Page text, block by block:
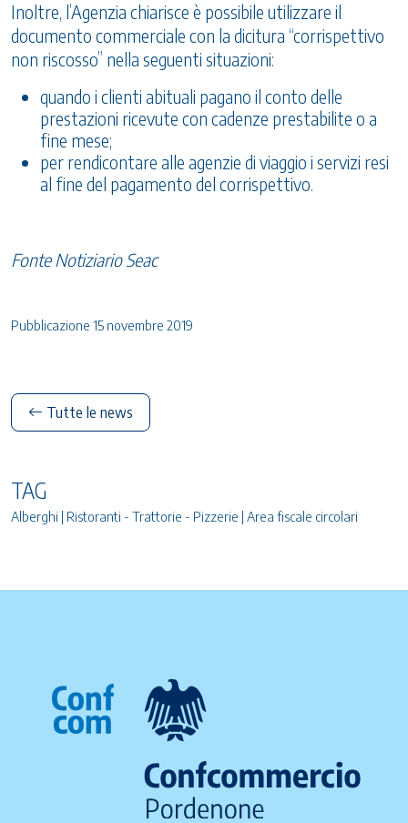
Inoltre, l’Agenzia chiarisce è possibile utilizzare il
documento commerciale con la dicitura “corrispettivo
non riscosso” nella seguenti situazioni:
quando i clienti abituali pagano il conto delle
prestazioni ricevute con cadenze prestabilite o a
fine mese;
per rendicontare alle agenzie di viaggio i servizi resi
al fine del pagamento del corrispettivo.
Fonte Notiziario Seac
Pubblicazione 15 novembre 2019
Tutte le news
TAG
Alberghi | Ristoranti - Trattorie - Pizzerie | Area fiscale circolari